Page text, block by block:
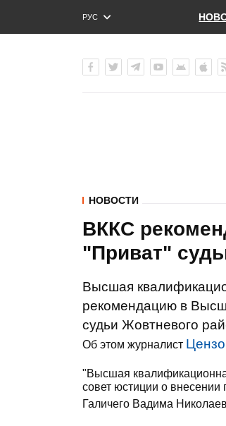
РУС
ENG
НОВОСТИ
ВККС
"Приват"
Высшая
рекомендацию в
судьи Жовтневого
Об этом журналист
"Высшая
совет юстиции о внесении
Галичего Вадима